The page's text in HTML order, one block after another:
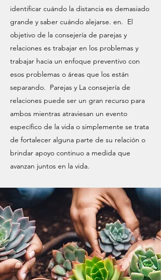
identificar cuándo la distancia es demasiado
grande y saber cuándo alejarse. en. El
objetivo de la consejería de parejas y
relaciones es trabajar en los problemas y
trabajar hacia un enfoque preventivo con
esos problemas o áreas que los están
separando. Parejas y La consejería de
relaciones puede ser un gran recurso para
ambos mientras atraviesan un evento
específico de la vida o simplemente se trata
de fortalecer alguna parte de su relación o
brindar apoyo continuo a medida que
avanzan juntos en la vida.